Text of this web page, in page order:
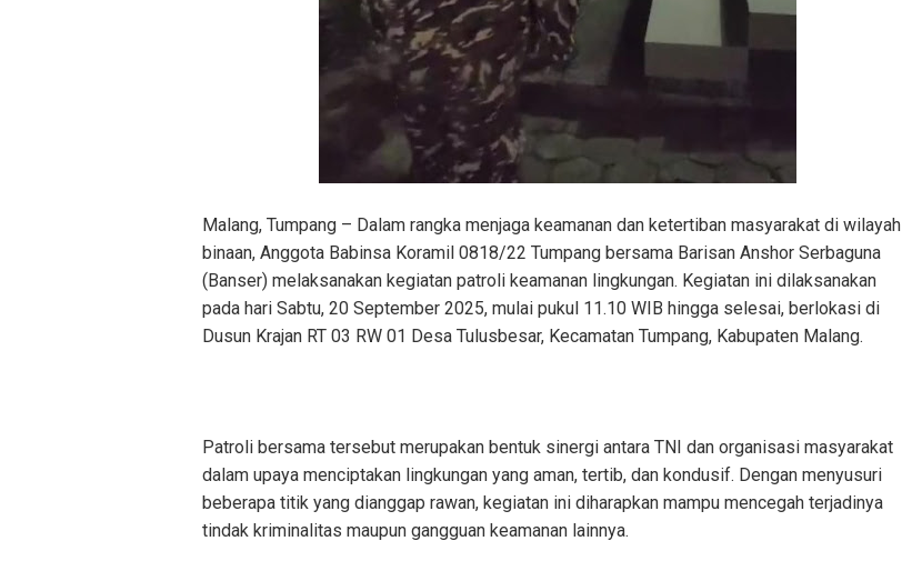
Malang, Tumpang – Dalam rangka menjaga keamanan dan ketertiban masyarakat di wilayah
binaan, Anggota Babinsa Koramil 0818/22 Tumpang bersama Barisan Anshor Serbaguna
(Banser) melaksanakan kegiatan patroli keamanan lingkungan. Kegiatan ini dilaksanakan
pada hari Sabtu, 20 September 2025, mulai pukul 11.10 WIB hingga selesai, berlokasi di
Dusun Krajan RT 03 RW 01 Desa Tulusbesar, Kecamatan Tumpang, Kabupaten Malang.
Patroli bersama tersebut merupakan bentuk sinergi antara TNI dan organisasi masyarakat
dalam upaya menciptakan lingkungan yang aman, tertib, dan kondusif. Dengan menyusuri
beberapa titik yang dianggap rawan, kegiatan ini diharapkan mampu mencegah terjadinya
tindak kriminalitas maupun gangguan keamanan lainnya.